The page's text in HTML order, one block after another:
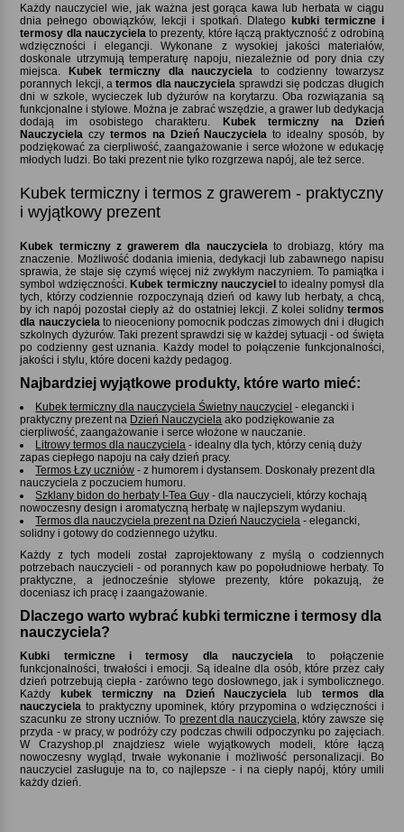
Każdy nauczyciel wie, jak ważna jest gorąca kawa lub herbata w ciągu
dnia pełnego obowiązków, lekcji i spotkań. Dlatego kubki termiczne i
termosy dla nauczyciela to prezenty, które łączą praktyczność z odrobiną
wdzięczności i elegancji. Wykonane z wysokiej jakości materiałów,
doskonale utrzymują temperaturę napoju, niezależnie od pory dnia czy
miejsca. Kubek termiczny dla nauczyciela to codzienny towarzysz
porannych lekcji, atermos dla nauczyciela sprawdzi się podczas długich
dni w szkole, wycieczek lub dyżurów na korytarzu. Oba rozwiązania są
funkcjonalne i stylowe. Można je zabrać wszędzie, a grawer lub dedykacja
dodają im osobistego charakteru. Kubek termiczny na Dzień
Nauczyciela czy termos na Dzień Nauczyciela to idealny sposób, by
podziękować za cierpliwość, zaangażowanie i serce włożone w edukację
młodych ludzi. Bo taki prezent nie tylko rozgrzewa napój, ale też serce.
Kubek termiczny i termos z grawerem - praktyczny
i wyjątkowy prezent
Kubek termiczny z grawerem dla nauczyciela to drobiazg, który ma
znaczenie. Możliwość dodania imienia, dedykacji lub zabawnego napisu
sprawia, że staje się czymś więcej niż zwykłym naczyniem. To pamiątka i
symbol wdzięczności.Kubek termiczny nauczyciel to idealny pomysł dla
tych, którzy codziennie rozpoczynają dzień od kawy lub herbaty, a chcą,
by ich napój pozostał ciepły aż do ostatniej lekcji. Z kolei solidny termos
dla nauczyciela to nieoceniony pomocnik podczas zimowych dni i długich
szkolnych dyżurów. Taki prezent sprawdzi się w każdej sytuacji - od święta
po codzienny gest uznania. Każdy model to połączenie funkcjonalności,
jakości i stylu, które doceni każdy pedagog.
Najbardziej wyjątkowe produkty, które warto mieć:
Kubek termiczny dla nauczyciela Świetny nauczyciel - elegancki i
praktyczny prezent na Dzień Nauczyciela ako podziękowanie za
cierpliwość, zaangażowanie i serce włożone w nauczanie.
Litrowy termos dla nauczyciela - idealny dla tych, którzy cenią duży
zapas ciepłego napoju na cały dzień pracy.
Termos Łzy uczniów - z humorem i dystansem. Doskonały prezent dla
nauczyciela z poczuciem humoru.
Szklany bidon do herbaty I-Tea Guy - dla nauczycieli, którzy kochają
nowoczesny design i aromatyczną herbatę w najlepszym wydaniu.
Termos dla nauczyciela prezent na Dzień Nauczyciela - elegancki,
solidny i gotowy do codziennego użytku.
Każdy z tych modeli został zaprojektowany z myślą o codziennych
potrzebach nauczycieli - od porannych kaw po popołudniowe herbaty. To
praktyczne, a jednocześnie stylowe prezenty, które pokazują, że
doceniasz ich pracę i zaangażowanie.
Dlaczego warto wybrać kubki termiczne i termosy dla
nauczyciela
Kubki termiczne i termosy dla nauczyciela to połączenie
funkcjonalności, trwałości i emocji. Są idealne dla osób, które przez cały
dzień potrzebują ciepła - zarówno tego dosłownego, jak i symbolicznego.
Każdykubek termiczny na Dzień Nauczyciela lub termos dla
nauczyciela to praktyczny upominek, który przypomina o wdzięczności i
szacunku ze strony uczniów. To prezent dla nauczyciela , który zawsze się
przyda - w pracy, w podróży czy podczas chwili odpoczynku po zajęciach.
W Crazyshop.pl znajdziesz wiele wyjątkowych modeli, które łączą
nowoczesny wygląd, trwałe wykonanie i możliwość personalizacji. Bo
nauczyciel zasługuje na to, co najlepsze - i na ciepły napój, który umili
każdy dzień.